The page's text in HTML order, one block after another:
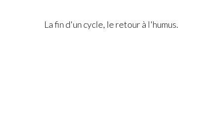
La fin d'un cycle, le retour à l'humus.